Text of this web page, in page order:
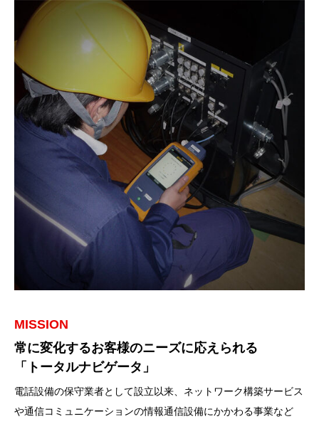
MISSION
常に変化するお客様のニーズに応えられる
「トータルナビゲータ」
電話設備の保守業者として設立以来、ネットワーク構築サービス
や通信コミュニケーションの情報通信設備にかかわる事業など